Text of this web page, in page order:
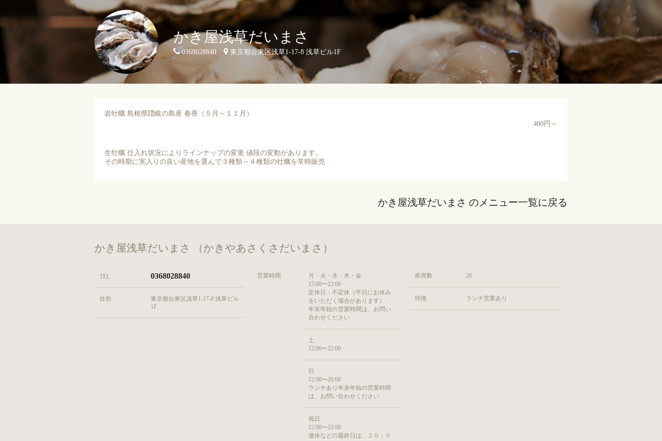
かき屋浅草だいまさ
0368028840 東京都台東区浅草1-17-8 浅草ビル1F
岩牡蠣 島根県隠岐の島産 春香（５月～１１月）
400円～
生牡蠣 仕入れ状況によりラインナップの変更 値段の変動があります。
その時期に実入りの良い産地を選んで３種類～４種類の牡蠣を常時販売
かき屋浅草だいまさ のメニュー一覧に戻る
かき屋浅草だいまさ （かきやあさくさだいまさ）
TEL 0368028840
住所
東京都台東区浅草1-17-8 浅草ビル
1F
営業時間
月・火・水・木・金
15:00〜22:00
定休日：不定休（平日にお休み
をいただく場合があります）
年末年始の営業時間は、お問い
合わせください
土
12:00〜22:00
日
12:00〜20:00
ランチあり年末年始の営業時間
は、お問い合わせください
祝日
12:00〜22:00
連休などの最終日は、２０：０
座席数 20
特徴 ランチ営業あり